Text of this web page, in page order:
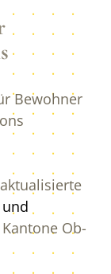
Bewohner
Ob-